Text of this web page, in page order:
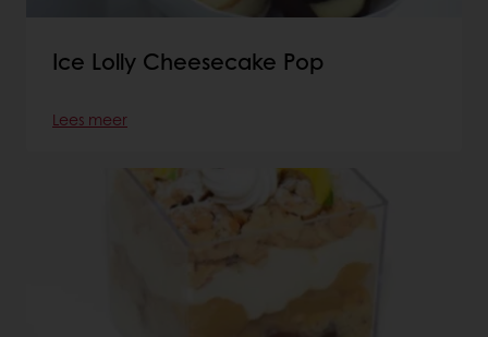
Ice Lolly Cheesecake Pop
Lees meer